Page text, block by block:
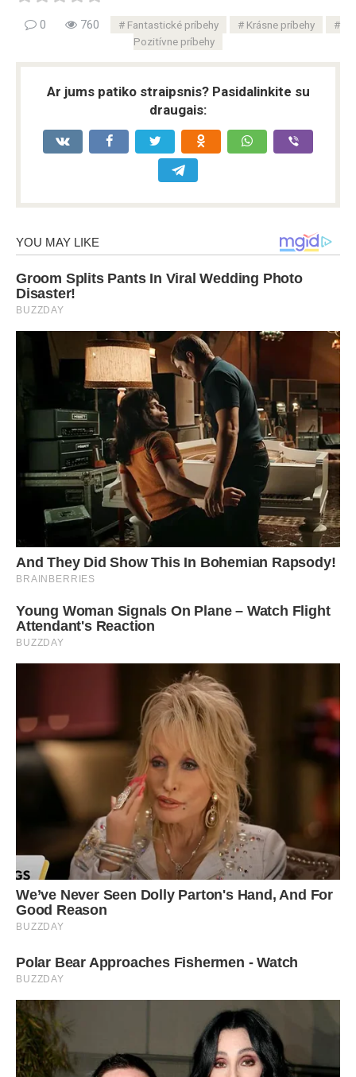
0 760 Fantastické príbehy
Krásne príbehy
Pozitívne príbehy
Ar jums patiko straipsnis? Pasidalinkite su
draugais: